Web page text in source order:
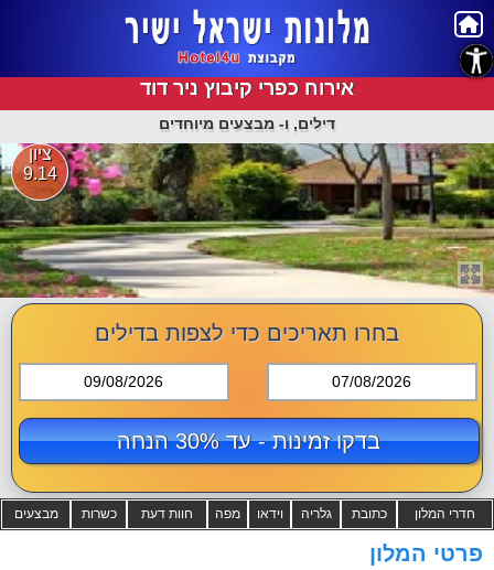
אירוח כפרי קיבוץ ניר דוד
דילים, ו- מבצעים מיוחדים
ציון
9.14
בחרו תאריכים כדי לצפות בדילים
09/08/2026 07/08/2026
בדקו זמינות - עד 30% הנחה
מבצעים כשרות חוות דעת מפה וידאו גלריה כתובת חדרי המלון
פרטי המלון
נגישות